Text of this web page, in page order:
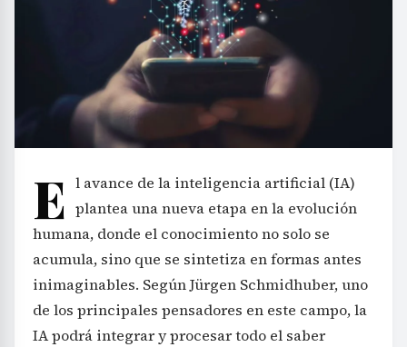
E l avance de la inteligencia artificial (IA)
plantea una nueva etapa en la evolución
humana, donde el conocimiento no solo se
acumula, sino que se sintetiza en formas antes
inimaginables. Según Jürgen Schmidhuber, uno
de los principales pensadores en este campo, la
IA podrá integrar y procesar todo el saber